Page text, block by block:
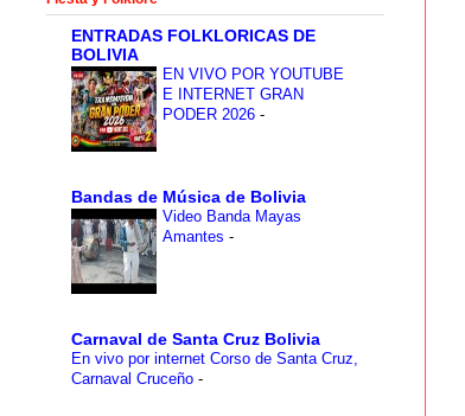
ENTRADAS FOLKLORICAS DE
BOLIVIA
EN VIVO POR YOUTUBE
E INTERNET GRAN
PODER 2026 -
Bandas de Música de Bolivia
Video Banda Mayas
Amantes -
Carnaval de Santa Cruz Bolivia
En vivo por internet Corso de Santa Cruz,
Carnaval Cruceño -